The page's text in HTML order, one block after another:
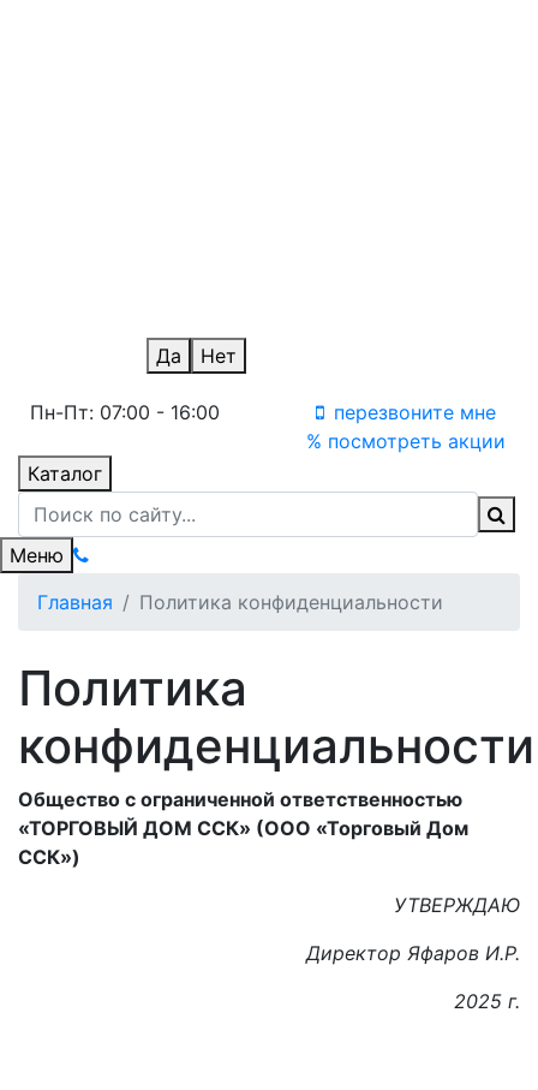
Пн-Пт: 07:00 - 16:00
перезвоните мне
% посмотреть акции
Каталог
Да
Нет
Меню
Главная Политика конфиденциальности
Политика
конфиденциальности
Общество с ограниченной ответственностью
«ТОРГОВЫЙ ДОМ ССК» (ООО «Торговый Дом
ССК»)
УТВЕРЖДАЮ
Директор Яфаров И.Р.
2025 г.